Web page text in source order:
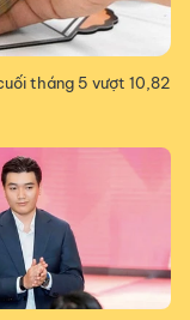
tháng 5 vượt 10,82